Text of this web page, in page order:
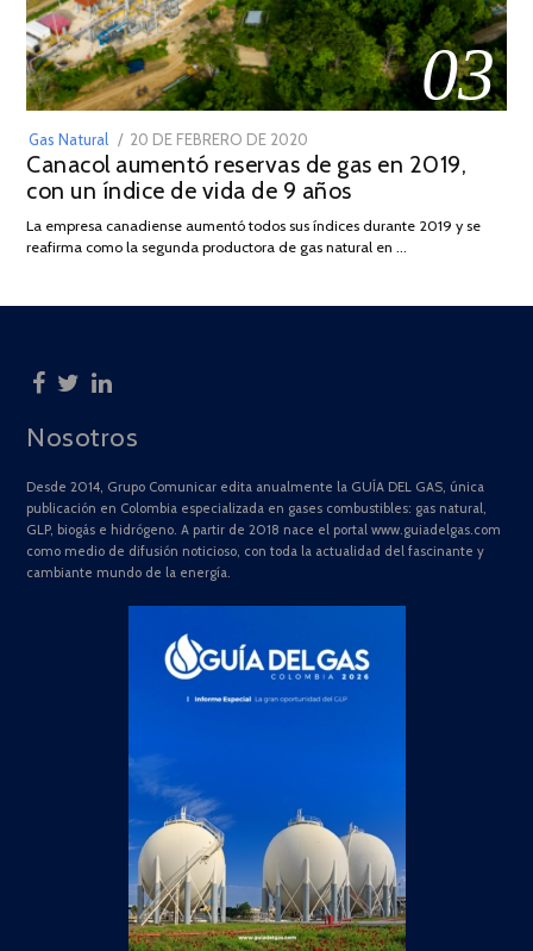
03
Gas Natural
POSTED
ON
20 DE FEBRERO DE 2020
DE
JULIO
2025
Canacol aumentó reservas de gas en 2019,
con un índice de vida de 9 años
La empresa canadiense aumentó todos sus índices durante 2019 y se
reafirma como la segunda productora de gas natural en …
Nosotros
Desde 2014, Grupo Comunicar edita anualmente la GUÍA DEL GAS, única
publicación en Colombia especializada en gases combustibles: gas natural,
GLP, biogás e hidrógeno. A partir de 2018 nace el portal www.guiadelgas.com
como medio de difusión noticioso, con toda la actualidad del fascinante y
cambiante mundo de la energía.